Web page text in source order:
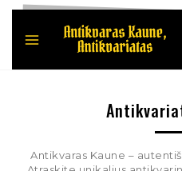
Antikvaras Kaune –